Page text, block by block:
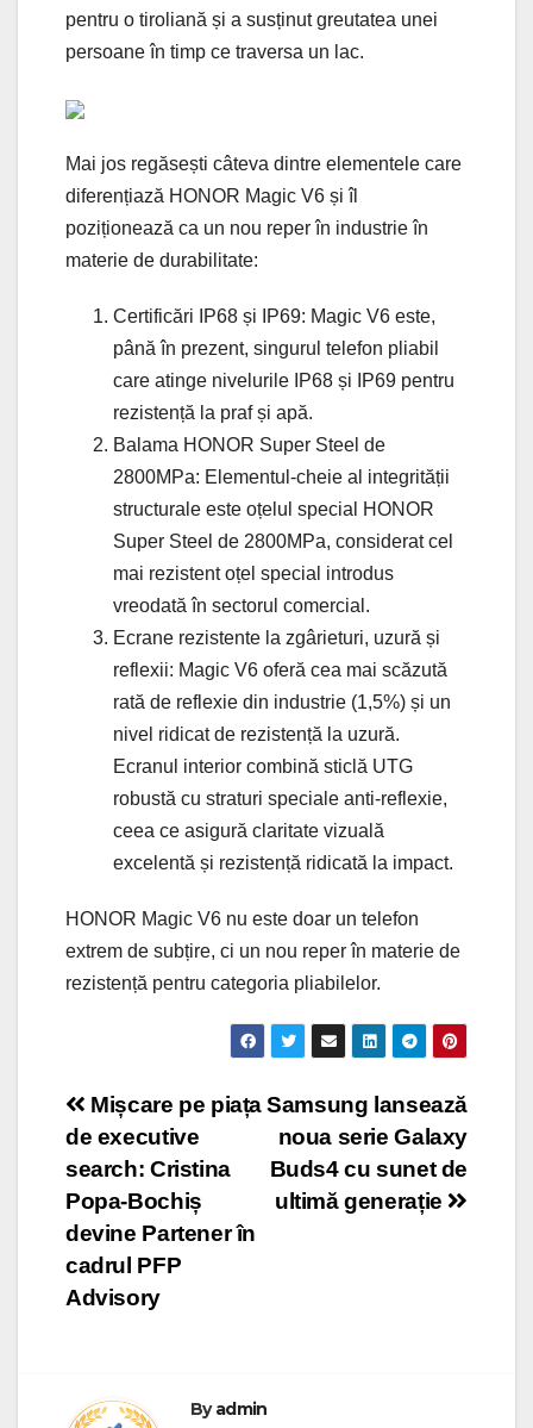
pentru o tiroliană și a susținut greutatea unei
persoane în timp ce traversa un lac.
Mai jos regăsești câteva dintre elementele care
diferențiază HONOR Magic V6 și îl
poziționează ca un nou reper în industrie în
materie de durabilitate:
Certificări IP68 și IP69: Magic V6 este,
până în prezent, singurul telefon pliabil
care atinge nivelurile IP68 și IP69 pentru
rezistență la praf și apă.
Balama HONOR Super Steel de
2800MPa: Elementul-cheie al integrității
structurale este oțelul special HONOR
Super Steel de 2800MPa, considerat cel
mai rezistent oțel special introdus
vreodată în sectorul comercial.
Ecrane rezistente la zgârieturi, uzură și
reflexii: Magic V6 oferă cea mai scăzută
rată de reflexie din industrie (1,5%) și un
nivel ridicat de rezistență la uzură.
Ecranul interior combină sticlă UTG
robustă cu straturi speciale anti-reflexie,
ceea ce asigură claritate vizuală
excelentă și rezistență ridicată la impact.
HONOR Magic V6 nu este doar un telefon
extrem de subțire, ci un nou reper în materie de
rezistență pentru categoria pliabilelor.
Post
navigation
Samsung lansează
noua serie Galaxy
Buds4 cu sunet de
ultimă generație
Mișcare pe piața
de executive
search: Cristina
Popa-Bochiș
devine Partener în
cadrul PFP
Advisory
Byadmin